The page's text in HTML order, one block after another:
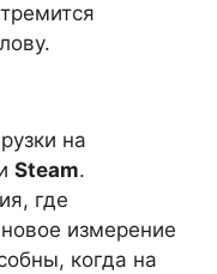
на
Steam.
где
измерение
когда на